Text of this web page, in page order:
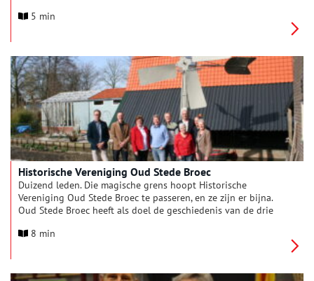
theatrale opening, een historische tentoonstelling en circa 70
vereniging ook op Oneindig Noord-Holland voor te stellen.
5 min
Historische Vereniging Oud Stede Broec
Duizend leden. Die magische grens hoopt Historische
Vereniging Oud Stede Broec te passeren, en ze zijn er bijna.
Oud Stede Broec heeft als doel de geschiedenis van de drie
houden. Dat doet ze in de breedste zin van het woord: van het
tot rondvaarten voor jongeren. Reden voor Oneindig Noord-
8 min